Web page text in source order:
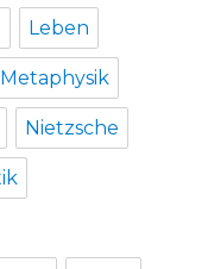
Leben
Metaphysik
Nietzsche